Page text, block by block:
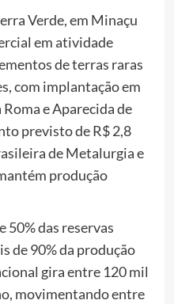
Verde, em Minaçu
em atividade
de terras raras
com implantação em
e Aparecida de
previsto de R$ 2,8
de Metalurgia e
produção
50% das reservas
de 90% da produção
gira entre 120 mil
movimentando entre